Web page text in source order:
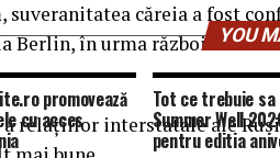
căreia a fost
Berlin, în urma războiului
a relațiilor interstatale ale
YOU
promovează
cu acces
Tot ce trebuie
Summer Well
pentru editia